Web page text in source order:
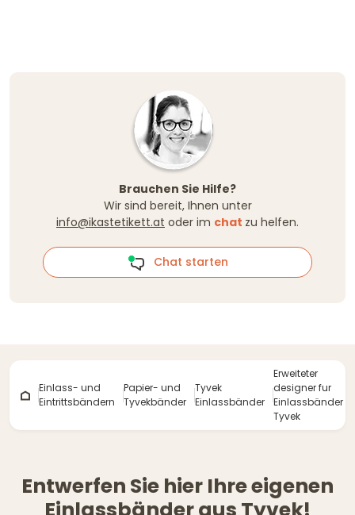
Brauchen Sie Hilfe?
Wir sind bereit, Ihnen unter
info@ikastetikett.at oder im chat zu helfen.
Chat starten
Einlass- und
Eintrittsbändern
Papier- und
Tyvekbänder
Tyvek
Einlassbänder
Erweiteter
designer fur
Einlassbänder
Tyvek
Entwerfen Sie hier Ihre eigenen